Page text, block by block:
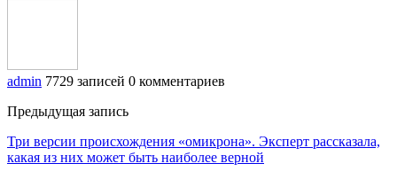
admin 7729 записей 0 комментариев
Предыдущая запись
Три версии происхождения «омикрона». Эксперт рассказала,
какая из них может быть наиболее верной